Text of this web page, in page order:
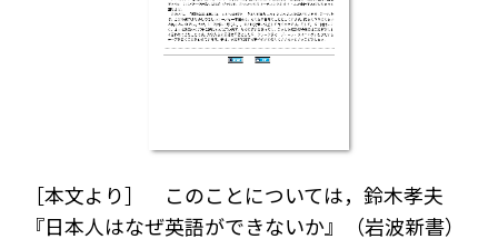
［本文より］ このことについては，鈴木孝夫
『日本人はなぜ英語ができないか』（岩波新書）